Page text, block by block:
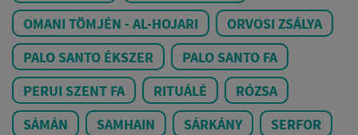
OMANI TÖMJÉN - AL-HOJARI
ORVOSI ZSÁLYA
PALO SANTO ÉKSZER
PALO SANTO FA
PERUI SZENT FA
RITUÁLÉ
RÓZSA
SÁMÁN
SAMHAIN SÁRKÁNY
SERFOR